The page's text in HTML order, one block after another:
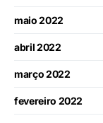
maio 2022
abril 2022
março 2022
fevereiro 2022